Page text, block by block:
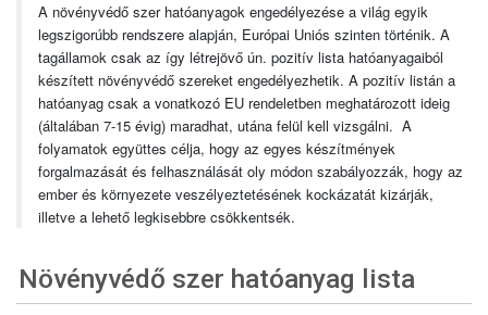
A növényvédő szer hatóanyagok engedélyezése a világ egyik
legszigorúbb rendszere alapján, Európai Uniós szinten történik. A
tagállamok csak az így létrejövő ún. pozitív lista hatóanyagaiból
készített növényvédő szereket engedélyezhetik. A pozitív listán a
hatóanyag csak a vonatkozó EU rendeletben meghatározott ideig
(általában 7-15 évig) maradhat, utána felül kell vizsgálni. A
folyamatok együttes célja, hogy az egyes készítmények
forgalmazását és felhasználását oly módon szabályozzák, hogy az
ember és környezete veszélyeztetésének kockázatát kizárják,
illetve a lehető legkisebbre csökkentsék.
Növényvédő szer hatóanyag lista